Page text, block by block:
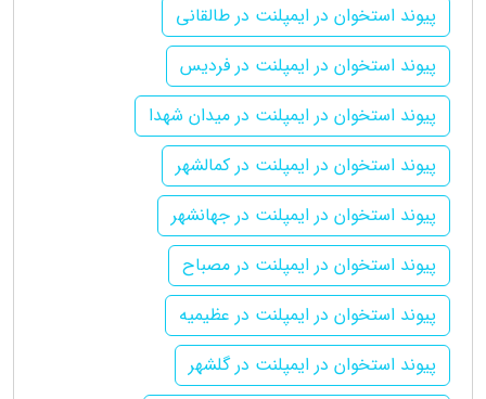
پیوند استخوان در ایمپلنت در طالقانی
پیوند استخوان در ایمپلنت در فردیس
پیوند استخوان در ایمپلنت در میدان شهدا
پیوند استخوان در ایمپلنت در کمالشهر
پیوند استخوان در ایمپلنت در جهانشهر
پیوند استخوان در ایمپلنت در مصباح
پیوند استخوان در ایمپلنت در عظیمیه
پیوند استخوان در ایمپلنت در گلشهر